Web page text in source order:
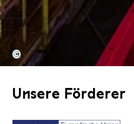
©
Unsere Förderer